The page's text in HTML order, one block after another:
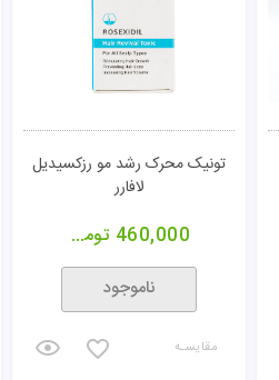
تونیک محرک رشد مو رزکسیدیل
لافارر
460,000 تومان
ناموجود
مقایسـه